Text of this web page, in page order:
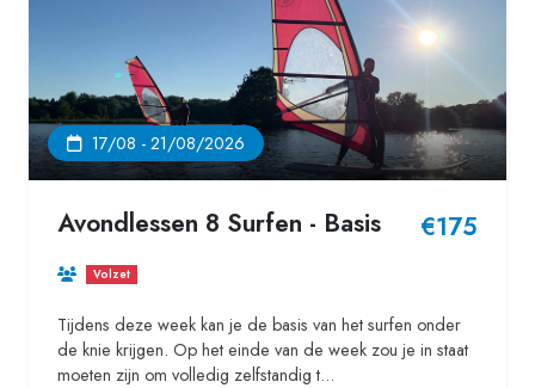
17/08 - 21/08/2026
Avondlessen 8 Surfen - Basis €175
Volzet
Tijdens deze week kan je de basis van het surfen onder
de knie krijgen. Op het einde van de week zou je in staat
moeten zijn om volledig zelfstandig t...